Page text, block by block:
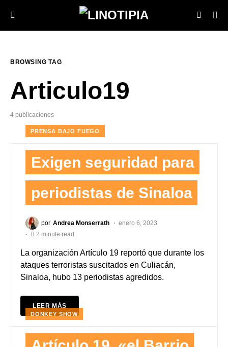
BROWSING TAG
Articulo19
4 publicaciones
PRENSA BAJO FUEGO
Exigen seguridad para
periodistas de Sinaloa
por Andrea Monserrath
enero 6, 2023
2 minute read
La organización Artículo 19 reportó que durante los
ataques terroristas suscitados en Culiacán,
Sinaloa, hubo 13 periodistas agredidos.
LEER MÁS
DONKEY SHOW